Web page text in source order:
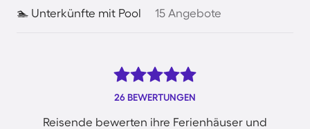
🏊 Unterkünfte mit Pool 15 Angebote
26 BEWERTUNGEN
Reisende bewerten ihre Ferienhäuser und